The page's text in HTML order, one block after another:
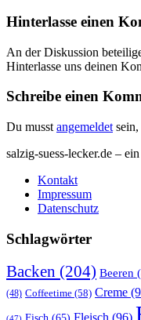
Hinterlasse einen
An der Diskussion
Hinterlasse uns deinen
Schreibe einen
Du musst angemeldet
salzig-suess-lecker.de –
Kontakt
Impressum
Datenschutz
Schlagwörter
Backen (204) Beeren
(48) Coffeetime (58) Creme